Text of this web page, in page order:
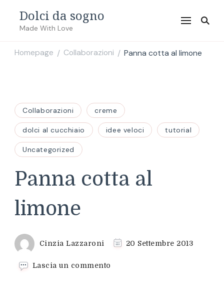
Dolci da sogno
Made With Love
Homepage / Collaborazioni / Panna cotta al limone
Collaborazioni creme
dolci al cucchiaio idee veloci tutorial
Uncategorized
Panna cotta al
limone
Cinzia Lazzaroni 20 Settembre 2013
Lascia un commento